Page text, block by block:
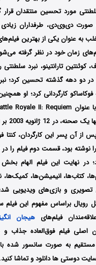
مورد تحسین منتقدان
دی‌وی‌دی، طرفداران زیادی
به عنوان یکی از بهترین
زمان خود در نظر گرفته
کوئنتین تارانتینو، نبرد
در دو دهه گذشته تحسین کرد؛
کارگردانی کرد؛ او
پس از
از آن پسر این کارگردان، کنتا
در نهایت این فیلم الهام بخش
کتاب‌ها، انیمیشن‌ها،
تصویری و بازی‌های ویدیویی
رویال براساس مفهوم این فیلم
فیلم‌های هیجان
اصلی فیلم فوق‌العاده جذاب و
مستقیم به صورت سانسور شده
دوستی ها دانلود و تماشا کنید.